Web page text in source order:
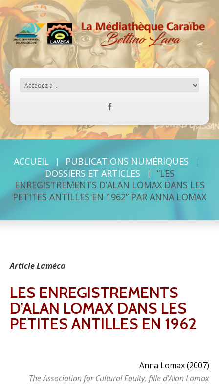
ACCUEIL
PUBLICATIONS NUMÉRIQUES
DOSSIERS ET ARTICLES
“LES
ENREGISTREMENTS D’ALAN LOMAX DANS LES
PETITES ANTILLES EN 1962” PAR ANNA LOMAX
Article Laméca
LES ENREGISTREMENTS
D’ALAN LOMAX DANS LES
PETITES ANTILLES EN 1962
Anna Lomax (2007)
The Association for Cultural Equity, fille d'Alan Lomax